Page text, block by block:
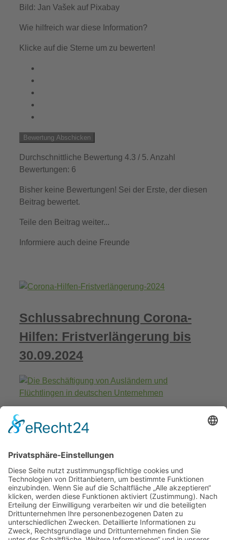
Bild: Jan Vašek auf Pixabay
Wie hilfreich war diese Information?
Klicke auf die Sterne um zu bewerten!
Bewertung Abschicken
Durchschnittliche Bewertung 4.3 / 5. Anzahl
Bewertungen: 6
Bisher keine Bewertungen! Sei der Erste, der diesen
Beitrag bewertet.
Teile den Beitrag weiter...
Informiere auch deine Freunde
Schlussabrechnung Corona-
Hilfen: Fristverlängerung bis
30.09.2024
Ein Leitfaden für Unternehmen:
Flüchtlingen in Deutschland
Verpackungslizenz im